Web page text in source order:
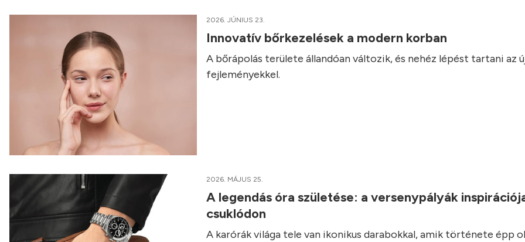
2026. JÚNIUS 23.
Innovatív bőrkezelések a modern korban
A bőrápolás területe állandóan változik, és nehéz lépést tartani az
fejleményekkel.
2026. MÁJUS 25.
A legendás óra születése: a versenypályák
csuklódon
A karórák világa tele van ikonikus darabokkal, amik története épp